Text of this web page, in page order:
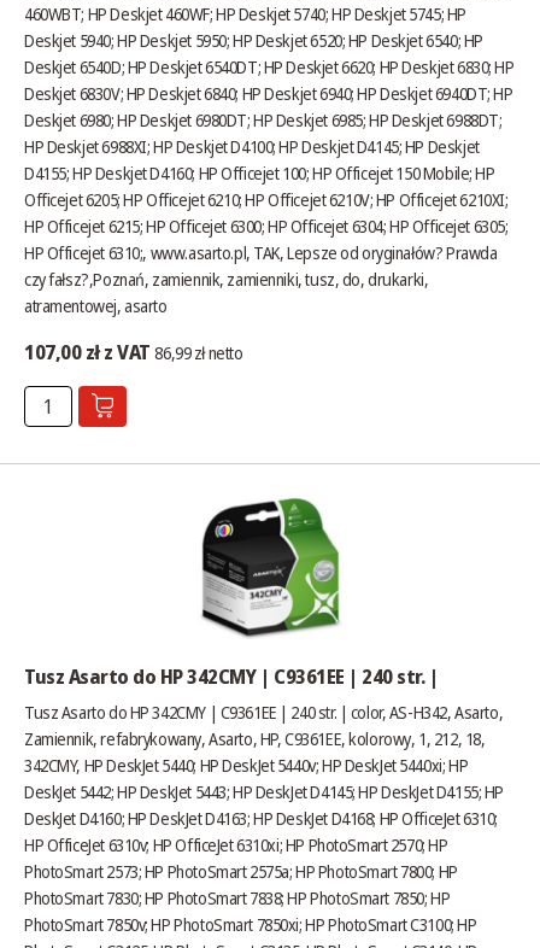
460WBT; HP Deskjet 460WF; HP Deskjet 5740; HP Deskjet 5745; HP
Deskjet 5940; HP Deskjet 5950; HP Deskjet 6520; HP Deskjet 6540; HP
Deskjet 6540D; HP Deskjet 6540DT; HP Deskjet 6620; HP Deskjet 6830; HP
Deskjet 6830V; HP Deskjet 6840; HP Deskjet 6940; HP Deskjet 6940DT; HP
Deskjet 6980; HP Deskjet 6980DT; HP Deskjet 6985; HP Deskjet 6988DT;
HP Deskjet 6988XI; HP Deskjet D4100; HP Deskjet D4145; HP Deskjet
D4155; HP Deskjet D4160; HP Officejet 100; HP Officejet 150 Mobile; HP
Officejet 6205; HP Officejet 6210; HP Officejet 6210V; HP Officejet 6210XI;
HP Officejet 6215; HP Officejet 6300; HP Officejet 6304; HP Officejet 6305;
HP Officejet 6310;, www.asarto.pl, TAK,Lepsze od oryginałów? Prawda
czy fałsz?,Poznań, zamiennik, zamienniki, tusz, do, drukarki,
atramentowej, asarto
107,00 zł z VAT 86,99 zł netto
Tusz Asarto do HP 342CMY | C9361EE | 240 str. |
Tusz Asarto do HP 342CMY | C9361EE | 240 str. | color, AS-H342, Asarto,
Zamiennik, refabrykowany, Asarto, HP, C9361EE, kolorowy, 1, 212, 18,
342CMY, HP DeskJet 5440; HP DeskJet 5440v; HP DeskJet 5440xi; HP
DeskJet 5442; HP DeskJet 5443; HP DeskJet D4145; HP DeskJet D4155; HP
DeskJet D4160; HP DeskJet D4163; HP DeskJet D4168; HP OfficeJet 6310;
HP OfficeJet 6310v; HP OfficeJet 6310xi; HP PhotoSmart 2570; HP
PhotoSmart 2573; HP PhotoSmart 2575a; HP PhotoSmart 7800; HP
PhotoSmart 7830; HP PhotoSmart 7838; HP PhotoSmart 7850; HP
PhotoSmart 7850v; HP PhotoSmart 7850xi; HP PhotoSmart C3100; HP